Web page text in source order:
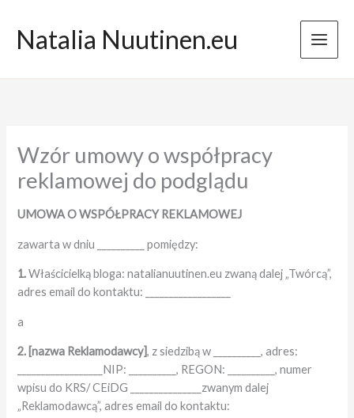
treściNatalia Nuutinen.eu
Wzór umowy o współpracy
reklamowej do podglądu
UMOWA O WSPÓŁPRACY REKLAMOWEJ
zawarta w dniu __________ pomiędzy:
1.Właścicielką bloga: natalianuutinen.eu zwaną dalej „Twórcą”,
adres email do kontaktu: __________________
a
2. [nazwa Reklamodawcy], z siedzibą w __________, adres:
__________________NIP: __________, REGON: __________, numer
wpisu do KRS/ CEiDG _______________zwanym dalej
„Reklamodawcą”, adres email do kontaktu: